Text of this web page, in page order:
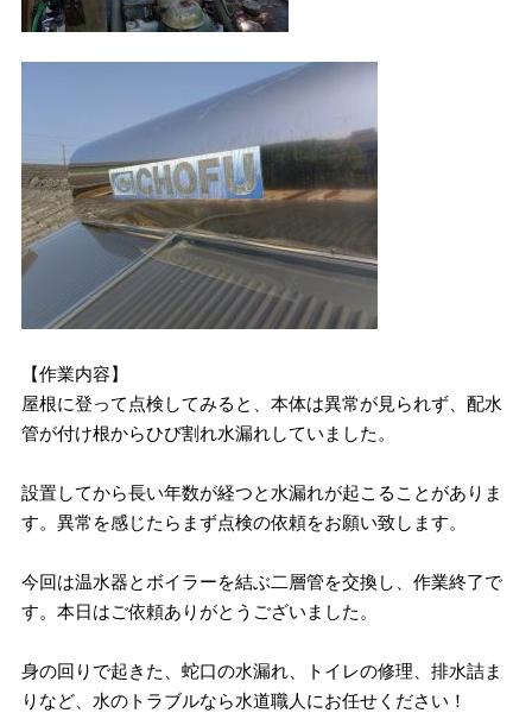
【作業内容】
屋根に登って点検してみると、本体は異常が見られず、配水
管が付け根からひび割れ水漏れしていました。
設置してから長い年数が経つと水漏れが起こることがありま
す。異常を感じたらまず点検の依頼をお願い致します。
今回は温水器とボイラーを結ぶ二層管を交換し、作業終了で
す。本日はご依頼ありがとうございました。
身の回りで起きた、蛇口の水漏れ、トイレの修理、排水詰ま
りなど、水のトラブルなら水道職人にお任せください！